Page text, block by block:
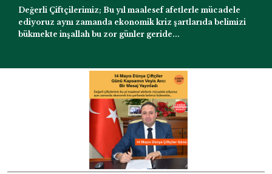
Değerli Çiftçilerimiz; Bu yıl maalesef afetlerle mücadele
ediyoruz aynı zamanda ekonomik kriz şartlarıda belimizi
bükmekte inşallah bu zor günler geride...